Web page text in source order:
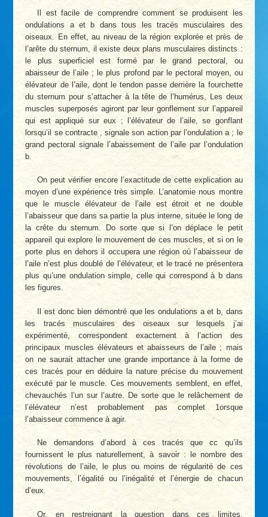
Il est facile de comprendre comment se produisent les
ondulations a et b dans tous les tracés musculaires des
oiseaux. En effet, au niveau de la région explorée et près de
l’arête du sternum, il existe deux plans musculaires distincts :
le plus superficiel est formé par le grand pectoral, ou
abaisseur de l’aile ; le plus profond par le pectoral moyen, ou
élévateur de l’aile, dont le tendon passe derrière la fourchette
du sternum pour s’attacher à la tête de l’humérus, Les deux
muscles superposés agiront par leur gonflement sur l’appareil
qui est appliqué sur eux ; l’élévateur de l’aile, se gonflant
lorsqu’il se contracte , signale son action par l’ondulation a ; le
grand pectoral signale l’abaissement de l’aile par l’ondulation
b.
On peut vérifier encore l’exactitude de cette explication au
moyen d’une expérience très simple. L’anatomie nous montre
que le muscle élévateur de l’aile est étroit et ne double
l’abaisseur que dans sa partie la plus interne, située le long de
la crête du sternum. Do sorte que si l’on déplace le petit
appareil qui explore le mouvement de ces muscles, et si on le
porte plus en dehors il occupera une région où l’abaisseur de
l’aile n’est plus doublé de l’élévateur, et le tracé ne présentera
plus qu’une ondulation simple, celle qui correspond à b dans
les figures.
Il est donc bien démontré que les ondulations a et b, dans
les tracés musculaires des oiseaux sur lesquels j’ai
expérimenté, correspondent exactement à l’action des
principaux muscles élévateurs et abaisseurs de l’aile ; mais
on ne saurait attacher une grande importance à la forme de
ces tracés pour en déduire la nature précise du mouvement
exécuté par le muscle. Ces mouvements semblent, en effet,
chevauchés l’un sur l’autre. De sorte que le relâchement de
l’élévateur n’est probablement pas complet 1orsque
l’abaisseur commence à agir.
Ne demandons d’abord à ces tracés que cc qu’ils
fournissent le plus naturellement, à savoir : le nombre des
révolutions de l’aile, le plus ou moins de régularité de ces
mouvements, l’égalité ou l’inégalité et l’énergie de chacun
d’eux.
Or, en restreignant la question dans ces limites,